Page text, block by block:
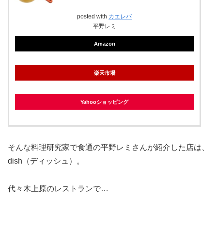
posted with カエレバ
平野レミ
Amazon
楽天市場
Yahooショッピング
そんな料理研究家で食通の平野レミさんが紹介した店は、
dish（ディッシュ）。
代々木上原のレストランで…